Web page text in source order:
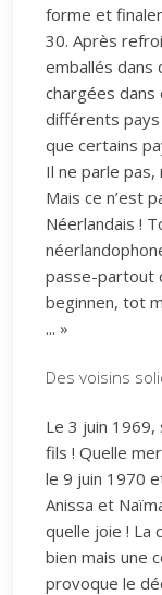
forme et
30. Après
emballés dans
chargées dans
différents pays
que certains
Il ne parle pas,
Mais ce n’est
Néerlandais !
passe-partout
beginnen, tot
... »
Des voisins
Le 3 juin 1969,
fils ! Quelle
le 9 juin 1970
Anissa et
quelle joie ! La
bien mais une
provoque le